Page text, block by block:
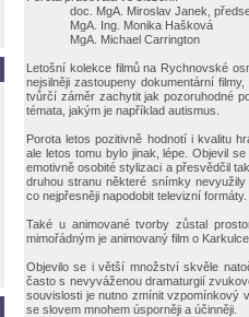
doc. MgA. Miroslav Janek,
MgA. Ing. Monika Haškov
MgA. Michael Carrington
Letošní kolekce filmů na Rychnovské
nejsilněji zastoupeny dokumentární
tvůrčí záměr zachytit jak pozoruhodné
témata, jakým je například autismus.
Porota letos pozitivně hodnotí i kvalitu
ale letos tomu bylo jinak, lépe. Objevil
emotivně osobité stylizaci a přesvědčil
druhou stranu některé snímky
co nejpřesněji napodobit televizní formáty.
Také u animované tvorby zůstal
mimořádným je animovaný film o
Objevilo se i větší množství skvěle
často s nevyváženou dramaturgií
souvislosti je nutno zmínit vzpomínkový
se slovem mnohem úsporněji a účinněji.